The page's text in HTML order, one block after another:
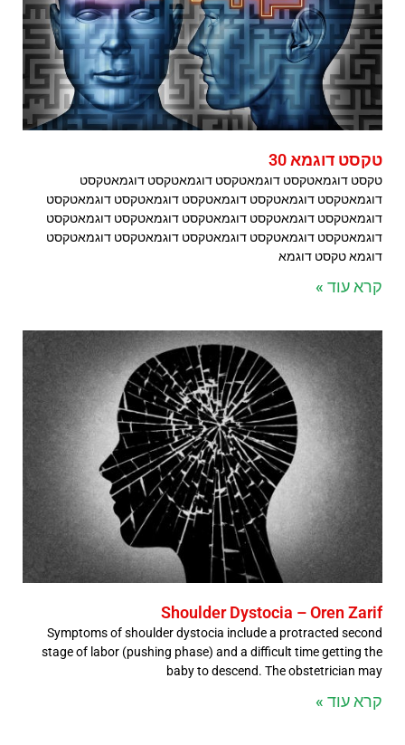
טקסט דוגמא 30
טקסט דוגמאטקסט דוגמאטקסט דוגמאטקסט דוגמאטקסט
דוגמאטקסט דוגמאטקסט דוגמאטקסט דוגמאטקסט דוגמאטקסט
דוגמאטקסט דוגמאטקסט דוגמאטקסט דוגמאטקסט דוגמאטקסט
דוגמאטקסט דוגמאטקסט דוגמאטקסט דוגמאטקסט דוגמאטקסט
דוגמא טקסט דוגמא
קרא עוד »
Shoulder Dystocia – Oren Zarif
Symptoms of shoulder dystocia include a protracted second
stage of labor (pushing phase) and a difficult time getting the
baby to descend. The obstetrician may
קרא עוד »